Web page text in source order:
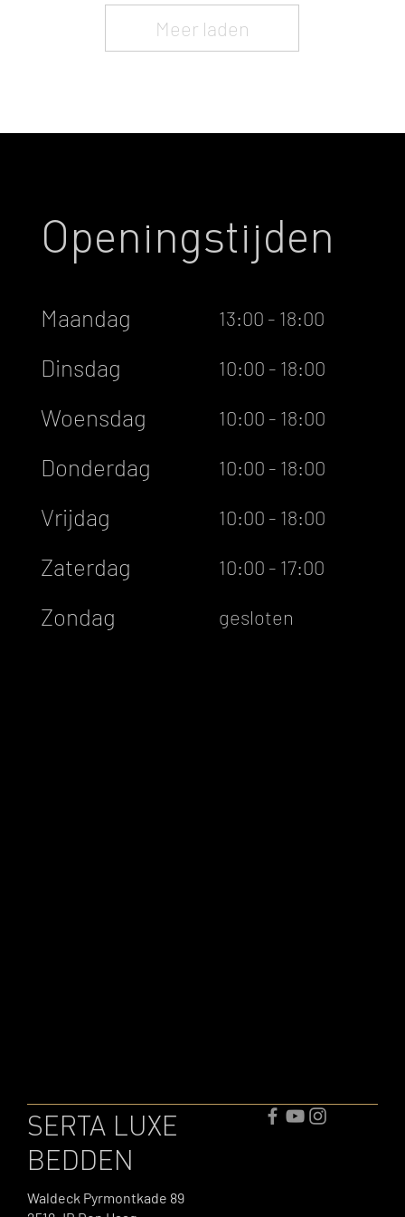
Meer laden
Openingstijden
Maandag 13:00 - 18:00
Dinsdag 10:00 - 18:00
Woensdag 10:00 - 18:00
Donderdag 10:00 - 18:00
Vrijdag 10:00 - 18:00
Zaterdag 10:00 - 17:00
Zondag gesloten
Waldeck Pyrmontkade 89
SERTA LUXE
BEDDEN